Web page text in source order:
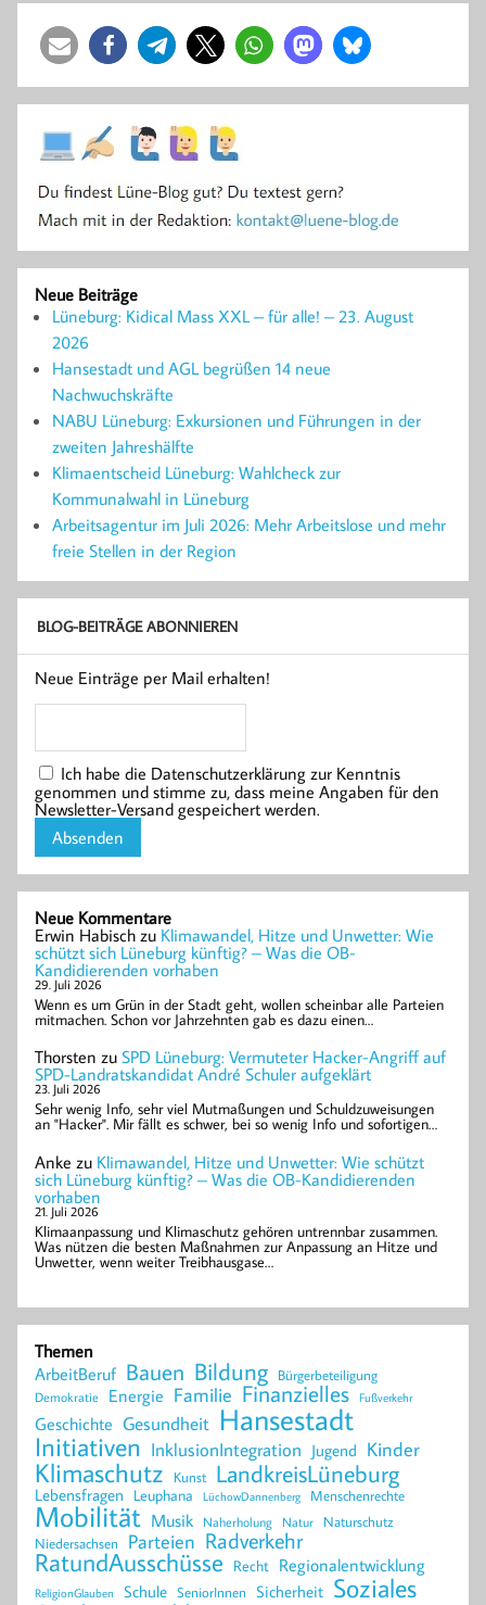
Neue Beiträge
Lüneburg: Kidical Mass XXL – für alle! – 23. August
2026
Hansestadt und AGL begrüßen 14 neue
Nachwuchskräfte
NABU Lüneburg: Exkursionen und Führungen in der
zweiten Jahreshälfte
Klimaentscheid Lüneburg: Wahlcheck zur
Kommunalwahl in Lüneburg
Arbeitsagentur im Juli 2026: Mehr Arbeitslose und mehr
freie Stellen in der Region
BLOG-BEITRÄGE ABONNIEREN
Neue Einträge per Mail erhalten!
Ich habe die Datenschutzerklärung zur Kenntnis
genommen und stimme zu, dass meine Angaben für den
Newsletter-Versand gespeichert werden.
Neue Kommentare
Erwin Habisch zu Klimawandel, Hitze und Unwetter: Wie
schützt sich Lüneburg künftig? – Was die OB-
Kandidierenden vorhaben
29. Juli 2026
Wenn es um Grün in der Stadt geht, wollen scheinbar alle Parteien
mitmachen. Schon vor Jahrzehnten gab es dazu einen…
Thorsten zu SPD Lüneburg: Vermuteter Hacker-Angriff auf
SPD-Landratskandidat André Schuler aufgeklärt
23. Juli 2026
Sehr wenig Info, sehr viel Mutmaßungen und Schuldzuweisungen
an "Hacker". Mir fällt es schwer, bei so wenig Info und sofortigen…
Anke zu Klimawandel, Hitze und Unwetter: Wie schützt
sich Lüneburg künftig? – Was die OB-Kandidierenden
vorhaben
21. Juli 2026
Klimaanpassung und Klimaschutz gehören untrennbar zusammen.
Was nützen die besten Maßnahmen zur Anpassung an Hitze und
Unwetter, wenn weiter Treibhausgase…
Themen
ArbeitBeruf Bauen Bildung Bürgerbeteiligung
Demokratie Energie Familie Finanzielles Fußverkehr
Geschichte Gesundheit Hansestadt
Initiativen InklusionIntegration Jugend Kinder
Klimaschutz Kunst LandkreisLüneburg
Lebensfragen Leuphana LüchowDannenberg Menschenrechte
Mobilität Musik Naherholung Natur Naturschutz
Niedersachsen Parteien Radverkehr
RatundAusschüsse Recht Regionalentwicklung
ReligionGlauben Schule SeniorInnen Sicherheit Soziales